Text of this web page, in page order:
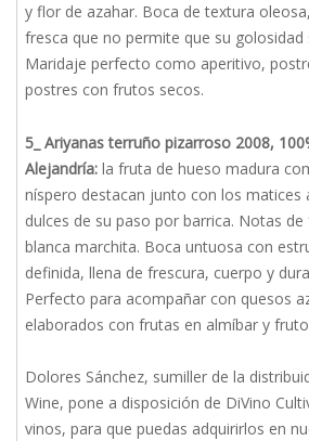
y flor de azahar. Boca de textura
fresca que no permite que su
Maridaje perfecto como aperitivo,
postres con frutos secos.
5_ Ariyanas terruño pizarroso 2008,
Alejandría: la fruta de hueso madura
níspero destacan junto con los matices
dulces de su paso por barrica. Notas
blanca marchita. Boca untuosa con
definida, llena de frescura, cuerpo y
Perfecto para acompañar con quesos
elaborados con frutas en almíbar y
Dolores Sánchez, sumiller de la
Wine, pone a disposición de DiVino
vinos, para que puedas adquirirlos en